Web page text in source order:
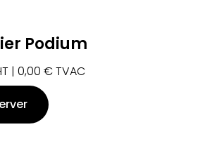
Podium
| 0,00 €TVAC